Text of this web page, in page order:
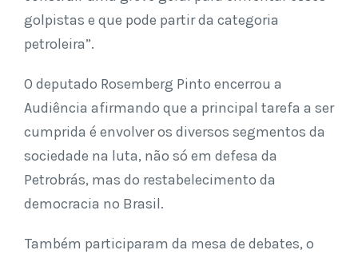
golpistas e que pode partir da categoria
petroleira”.
O deputado Rosemberg Pinto encerrou a
Audiência afirmando que a principal tarefa a ser
cumprida é envolver os diversos segmentos da
sociedade na luta, não só em defesa da
Petrobrás, mas do restabelecimento da
democracia no Brasil.
Também participaram da mesa de debates, o